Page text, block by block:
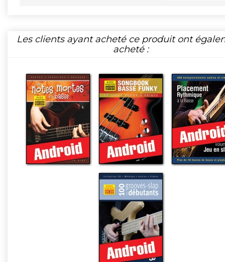
Les clients ayant acheté ce produit ont
acheté :